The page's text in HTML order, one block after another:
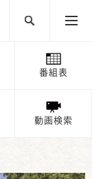
番組表
動画検索